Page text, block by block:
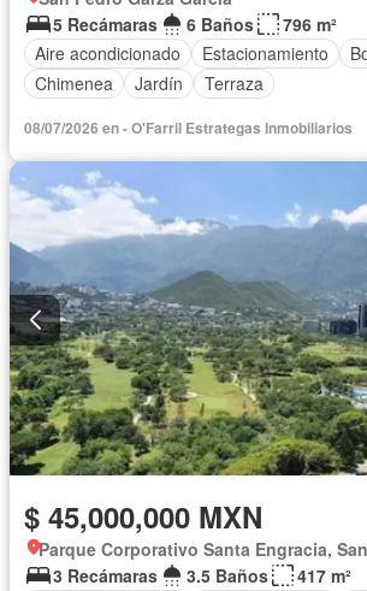
5 Recámaras
6 Baños
796 m²
Aire acondicionado
Estacionamiento
Chimenea
Jardín Terraza
08/07/2026 en - O'Farril Estrategas Inmobiliarios
$ 45,000,000 MXN
3 Recámaras
3.5 Baños
417 m²